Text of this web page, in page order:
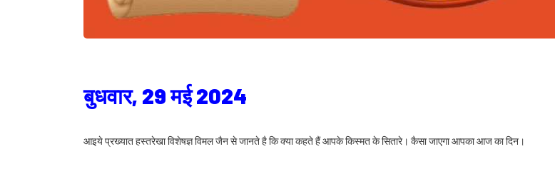
बुधवार, 29 मई 2024
आइये प्रख्यात हस्तरेखा विशेषज्ञ विमल जैन से जानते है कि क्या कहते हैं आपके किस्मत के सितारे। कैसा जाएगा आपका आज का दिन।